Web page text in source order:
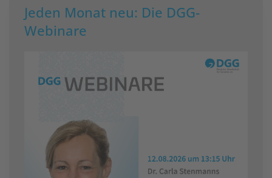
Jeden Monat neu: Die DGG-
Webinare